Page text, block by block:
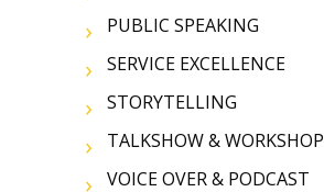
PUBLIC SPEAKING
SERVICE EXCELLENCE
STORYTELLING
TALKSHOW & WORKSHOP
VOICE OVER & PODCAST